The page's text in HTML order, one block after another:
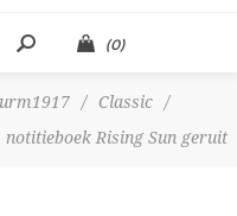
(0)
/ Classic
/
Rising Sun geruit